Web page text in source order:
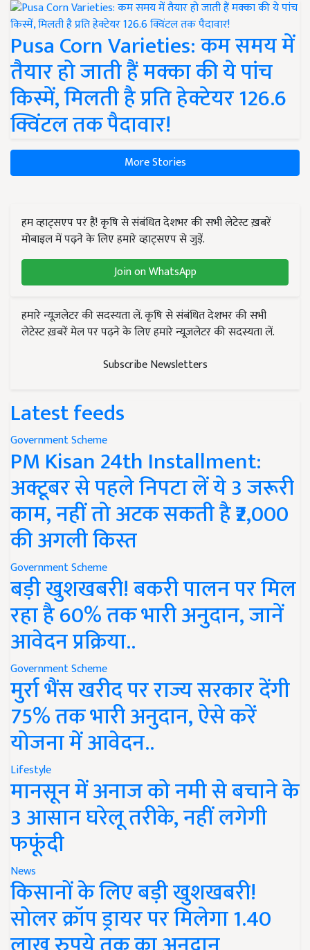
Pusa Corn Varieties: कम समय में
तैयार हो जाती हैं मक्का की ये पांच
किस्में, मिलती है प्रति हेक्टेयर 126.6
क्विंटल तक पैदावार!
More Stories
हम व्हाट्सएप पर हैं! कृषि से संबंधित देशभर की सभी लेटेस्ट ख़बरें
मोबाइल में पढ़ने के लिए हमारे व्हाट्सएप से जुड़ें.
Join on WhatsApp
हमारे न्यूज़लेटर की सदस्यता लें. कृषि से संबंधित देशभर की सभी
लेटेस्ट ख़बरें मेल पर पढ़ने के लिए हमारे न्यूज़लेटर की सदस्यता लें.
Subscribe Newsletters
Latest feeds
Government Scheme
PM Kisan 24th Installment:
अक्टूबर से पहले निपटा लें ये 3 जरूरी
काम, नहीं तो अटक सकती है ₹2,000
की अगली किस्त
Government Scheme
बड़ी खुशखबरी! बकरी पालन पर मिल
रहा है 60% तक भारी अनुदान, जानें
आवेदन प्रक्रिया..
Government Scheme
मुर्रा भैंस खरीद पर राज्य सरकार देंगी
75% तक भारी अनुदान, ऐसे करें
योजना में आवेदन..
Lifestyle
मानसून में अनाज को नमी से बचाने के
3 आसान घरेलू तरीके, नहीं लगेगी
फफूंदी
News
किसानों के लिए बड़ी खुशखबरी!
सोलर क्रॉप ड्रायर पर मिलेगा 1.40